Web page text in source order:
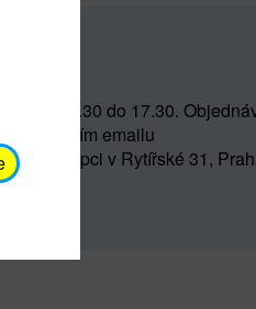
a od 15.30 do 17.30.
emailu
na recepci v Rytířské 31,